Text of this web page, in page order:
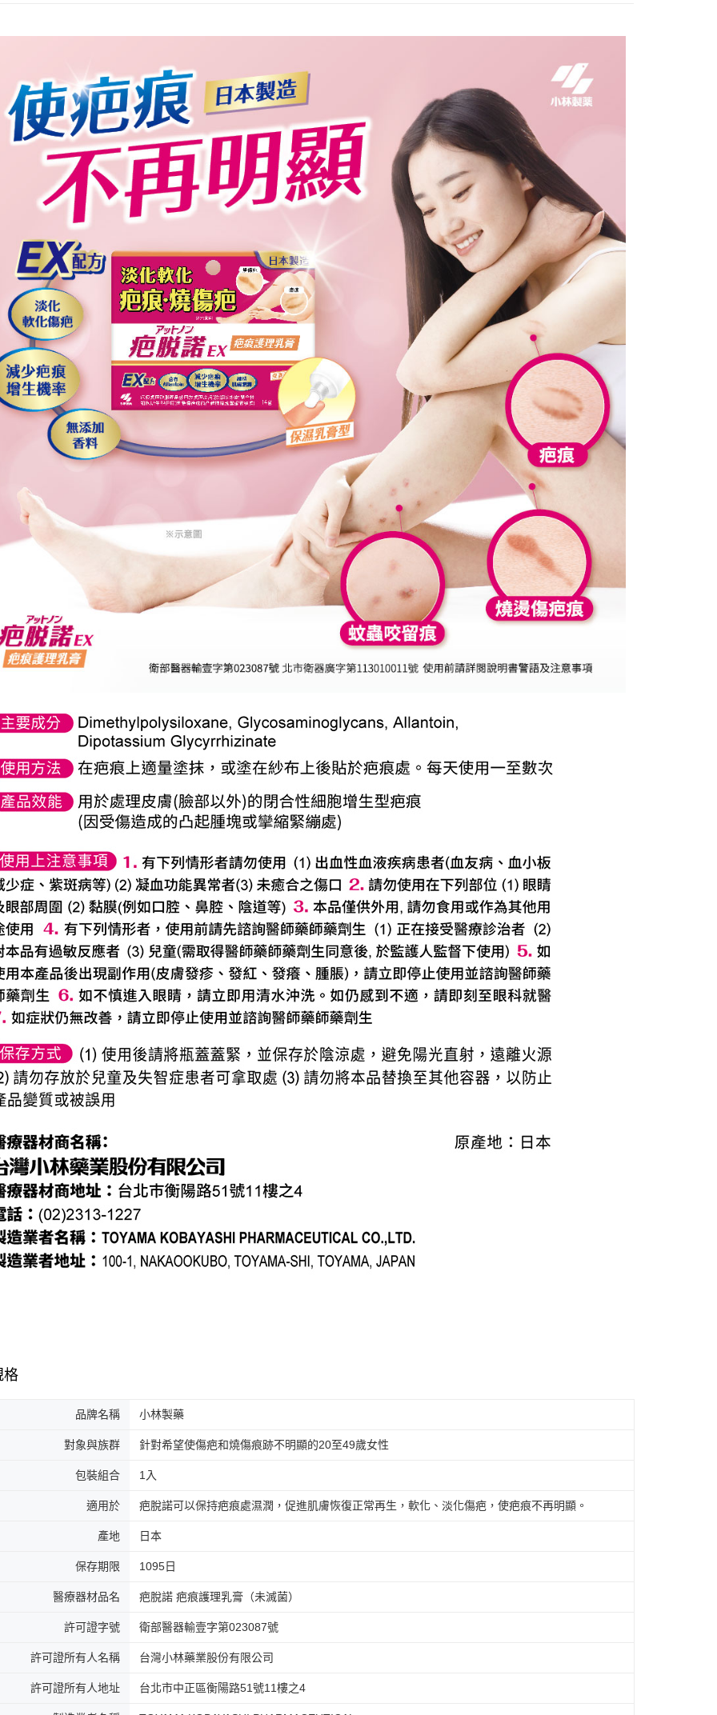
形，恩沛科技股份有限公司將有權停止該用戶之使用額度並採取法律行
每筆NT$80，滿NT$290(含以上)免運費
格
品牌名稱 小林製藥
對象與族群 針對希望使傷疤和燒傷痕跡不明顯的20至49歲女性
包裝組合 1入
適用於 疤脫諾可以保持疤痕處濕潤，促進肌膚恢復正常再生，軟化、淡化傷疤，使疤痕不再明顯。
產地 日本
保存期限 1095日
醫療器材品名 疤脫諾 疤痕護理乳膏（未滅菌）
許可證字號 衛部醫器輸壹字第023087號
許可證所有人名稱 台灣小林藥業股份有限公司
許可證所有人地址 台北市中正區衡陽路51號11樓之4